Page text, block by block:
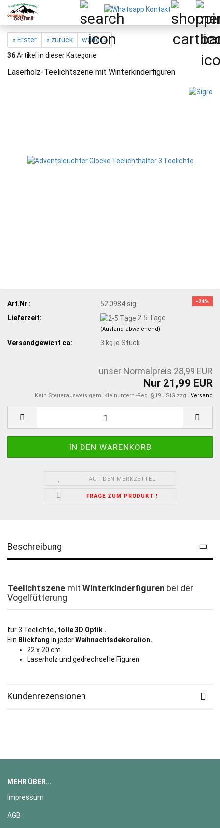
« Erster « zurück
weiter »
36Artikel in dieser Kategorie
Laserholz-Teelichtszene mit Winterkinderfiguren
-24%
Art.Nr.:
52 0984 sig
Lieferzeit:
2-5 Tage
(Ausland abweichend)
Versandgewicht ca: 3 kg je Stück
unser Normalpreis 28,99 EUR
Nur 21,99 EUR
Kein Steuerausweis gem. Kleinuntern.-Reg. §19 UStG zzgl. Versand
AUF DEN MERKZETTEL
FRAGE ZUM PRODUKT !
Beschreibung
Teelichtszene mit Winterkinderfiguren bei der
Vogelfütterung
für 3 Teelichte , tolle 3D Optik .
Ein Blickfang in jederWeihnachtsdekoration.
22 x 20 cm
Laserholz und gedrechselte Figuren
Kundenrezensionen
MEHR ÜBER...
Impressum
AGB